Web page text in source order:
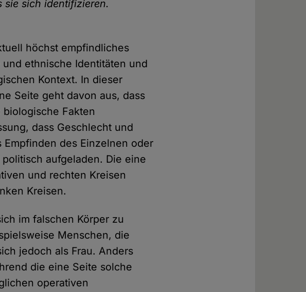
sich identifizieren.
höchst empfindliches
ethnische Identitäten und
Kontext. In dieser
Seite geht davon aus, dass
Fakten
dass Geschlecht und
des Einzelnen oder
aufgeladen. Die eine
und rechten Kreisen
Kreisen.
im falschen Körper zu
Menschen, die
jedoch als Frau. Anders
die eine Seite solche
operativen